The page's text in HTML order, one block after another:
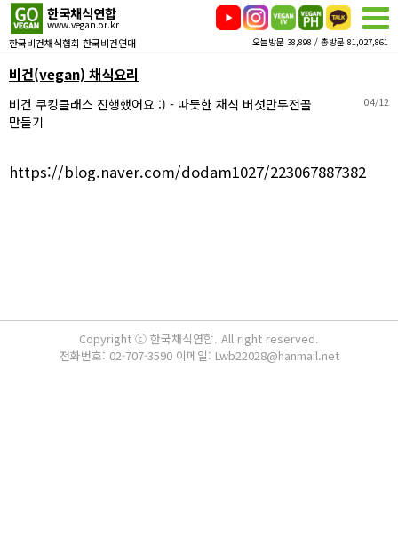
한국채식연합
www.vegan.or.kr
한국비건채식협회 한국비건연대 오늘방문 38,898 / 총방문 81,027,861
비건(vegan) 채식요리
비건 쿠킹클래스 진행했어요 :) - 따듯한 채식 버섯만두전골
만들기
04/12
https://blog.naver.com/dodam1027/223067887382
Copyright ⓒ 한국채식연합. All right reserved.
전화번호: 02-707-3590 이메일: Lwb22028@hanmail.net